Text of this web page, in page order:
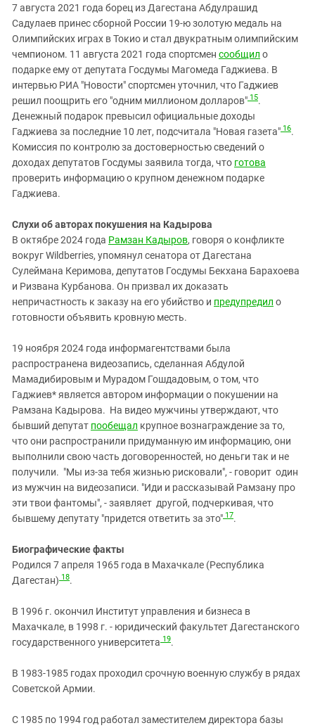
7 августа 2021 года борец из Дагестана Абдулрашид
Садулаев принес сборной России 19-ю золотую медаль на
Олимпийских играх в Токио и стал двукратным олимпийским
чемпионом. 11 августа 2021 года спортсмен сообщил о
подарке ему от депутата Госдумы Магомеда Гаджиева. В
интервью РИА "Новости" спортсмен уточнил, что Гаджиев
решил поощрить его "одним миллионом долларов" 15.
Денежный подарок превысил официальные доходы
Гаджиева за последние 10 лет, подсчитала "Новая газета" 16.
Комиссия по контролю за достоверностью сведений о
доходах депутатов Госдумы заявила тогда, что готова
проверить информацию о крупном денежном подарке
Гаджиева.
Слухи об авторах покушения на Кадырова
В октябре 2024 года Рамзан Кадыров, говоря о конфликте
вокруг Wildberries, упомянул сенатора от Дагестана
Сулеймана Керимова, депутатов Госдумы Бекхана Барахоева
и Ризвана Курбанова. Он призвал их доказать
непричастность к заказу на его убийство и предупредил о
готовности объявить кровную месть.
19 ноября 2024 года информагентствами была
распространена видеозапись, сделанная Абдулой
Мамадибировым и Мурадом Гошдадовым, о том, что
Гаджиев* является автором информации о покушении на
Рамзана Кадырова. На видео мужчины утверждают, что
бывший депутат пообещал крупное вознаграждение за то,
что они распространили придуманную им информацию, они
выполнили свою часть договоренностей, но деньги так и не
получили. "Мы из-за тебя жизнью рисковали", - говорит один
из мужчин на видеозаписи. "Иди и рассказывай Рамзану про
эти твои фантомы", - заявляет другой, подчеркивая, что
бывшему депутату "придется ответить за это" 17.
Биографические факты
Родился 7 апреля 1965 года в Махачкале (Республика
Дагестан) 18.
В 1996 г. окончил Институт управления и бизнеса в
Махачкале, в 1998 г. - юридический факультет Дагестанского
государственного университета 19.
В 1983-1985 годах проходил срочную военную службу в рядах
Советской Армии.
С 1985 по 1994 год работал заместителем директора базы